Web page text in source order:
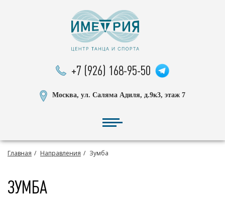
+7 (926) 168-95-50
Москва, ул. Саляма Адиля, д.9к3, этаж 7
Главная Направления Зумба
ЗУМБА